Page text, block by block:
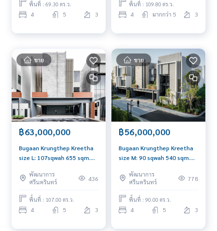
พื้นที่ : 69.30 ตร.ว.
4 5 3
พื้นที่ : 109.80 ตร.ว.
4 มากกว่า 5 3
ขาย
฿63,000,000
Bugaan Krungthep Kreetha
size L: 107sqwah 655 sqm.
Am: 0656199198
พัฒนาการ
ศรีนครินทร์
436
พื้นที่ : 107.00 ตร.ว.
4 5 3
ขาย
฿56,000,000
Bugaan Krungthep Kreetha
size M: 90 sqwah 540 sqm.
Furnished Am: 0656199198
พัฒนาการ
ศรีนครินทร์
778
พื้นที่ : 90.00 ตร.ว.
4 5 3